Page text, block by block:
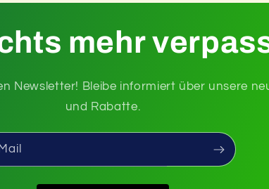
mehr
Newsletter! Bleibe informiert über unsere
und Rabatte.